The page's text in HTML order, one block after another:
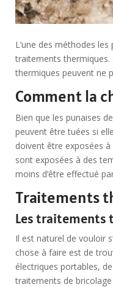
L’une des méthodes
traitements thermiques.
thermiques peuvent ne
Comment la
Bien que les punaises
peuvent être tuées si
doivent être exposées
sont exposées à des
moins d’être effectué
Traitements
Les traitements
Il est naturel de vouloir
chose à faire est de
électriques portables,
traitements de